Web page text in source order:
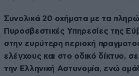
Συνολικά 20 οχήματα με τα
Πυροσβεστικές Υπηρεσίες της
στην ευρύτερη περιοχή
ελέγχους και στο οδικό δίκτυο,
την Ελληνική Αστυνομία, ενώ